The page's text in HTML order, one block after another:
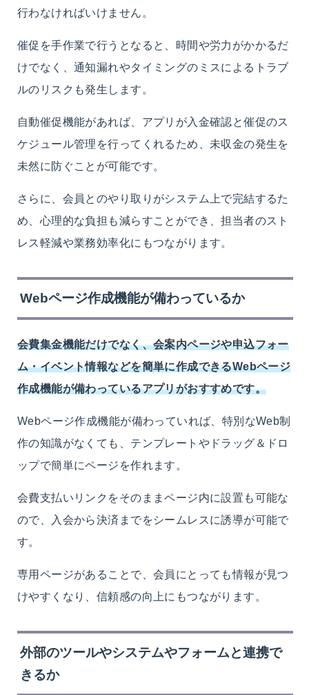
行わなければいけません。
催促を手作業で行うとなると、時間や労力がかかるだ
けでなく、通知漏れやタイミングのミスによるトラブ
ルのリスクも発生します。
自動催促機能があれば、アプリが入金確認と催促のス
ケジュール管理を行ってくれるため、未収金の発生を
未然に防ぐことが可能です。
さらに、会員とのやり取りがシステム上で完結するた
め、心理的な負担も減らすことができ、担当者のスト
レス軽減や業務効率化にもつながります。
Webページ作成機能が備わっているか
会費集金機能だけでなく、会案内ページや申込フォー
ム・イベント情報などを簡単に作成できるWebページ
作成機能が備わっているアプリがおすすめです。
Webページ作成機能が備わっていれば、特別なWeb制
作の知識がなくても、テンプレートやドラッグ＆ドロ
ップで簡単にページを作れます。
会費支払いリンクをそのままページ内に設置も可能な
ので、入会から決済までをシームレスに誘導が可能で
す。
専用ページがあることで、会員にとっても情報が見つ
けやすくなり、信頼感の向上にもつながります。
外部のツールやシステムやフォームと連携で
きるか